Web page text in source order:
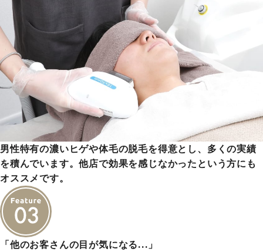
男性特有の濃いヒゲや体毛の脱毛を得意とし、多くの実績
を積んでいます。他店で効果を感じなかったという方にも
オススメです。
「他のお客さんの目が気になる…」